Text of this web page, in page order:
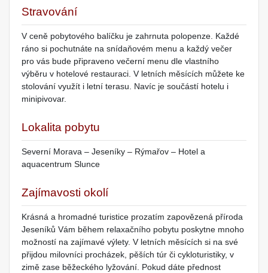
Stravování
V ceně pobytového balíčku je zahrnuta polopenze. Každé
ráno si pochutnáte na snídaňovém menu a každý večer
pro vás bude připraveno večerní menu dle vlastního
výběru v hotelové restauraci. V letních měsících můžete ke
stolování využít i letní terasu. Navíc je součástí hotelu i
minipivovar.
Lokalita pobytu
Severní Morava – Jeseníky – Rýmařov – Hotel a
aquacentrum Slunce
Zajímavosti okolí
Krásná a hromadné turistice prozatím zapovězená příroda
Jeseníků Vám během relaxačního pobytu poskytne mnoho
možností na zajímavé výlety. V letních měsících si na své
přijdou milovníci procházek, pěších túr či cykloturistiky, v
zimě zase běžeckého lyžování. Pokud dáte přednost